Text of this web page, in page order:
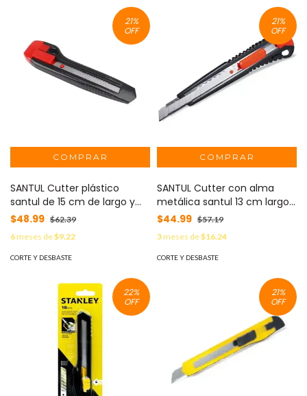
21%
OFF
SANTUL Cutter plástico
santul de 15 cm de largo y
navaja de 18mm MOD: 5902
$48.99 $62.39
6meses de$9.22
CORTE Y DESBASTE
21%
OFF
SANTUL Cutter con alma
metálica santul 13 cm largo
y navaja de 9mm de ancho
MOD: 5903
$44.99 $57.19
3meses de$16.24
CORTE Y DESBASTE
22%
OFF
21%
OFF